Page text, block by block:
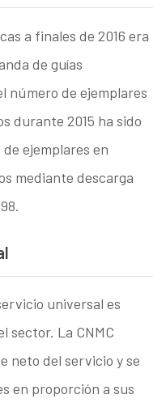
a finales de 2016 era
de guías
número de ejemplares
durante 2015 ha sido
ejemplares en
mediante descarga
universal es
sector. La CNMC
neto del servicio y se
en proporción a sus